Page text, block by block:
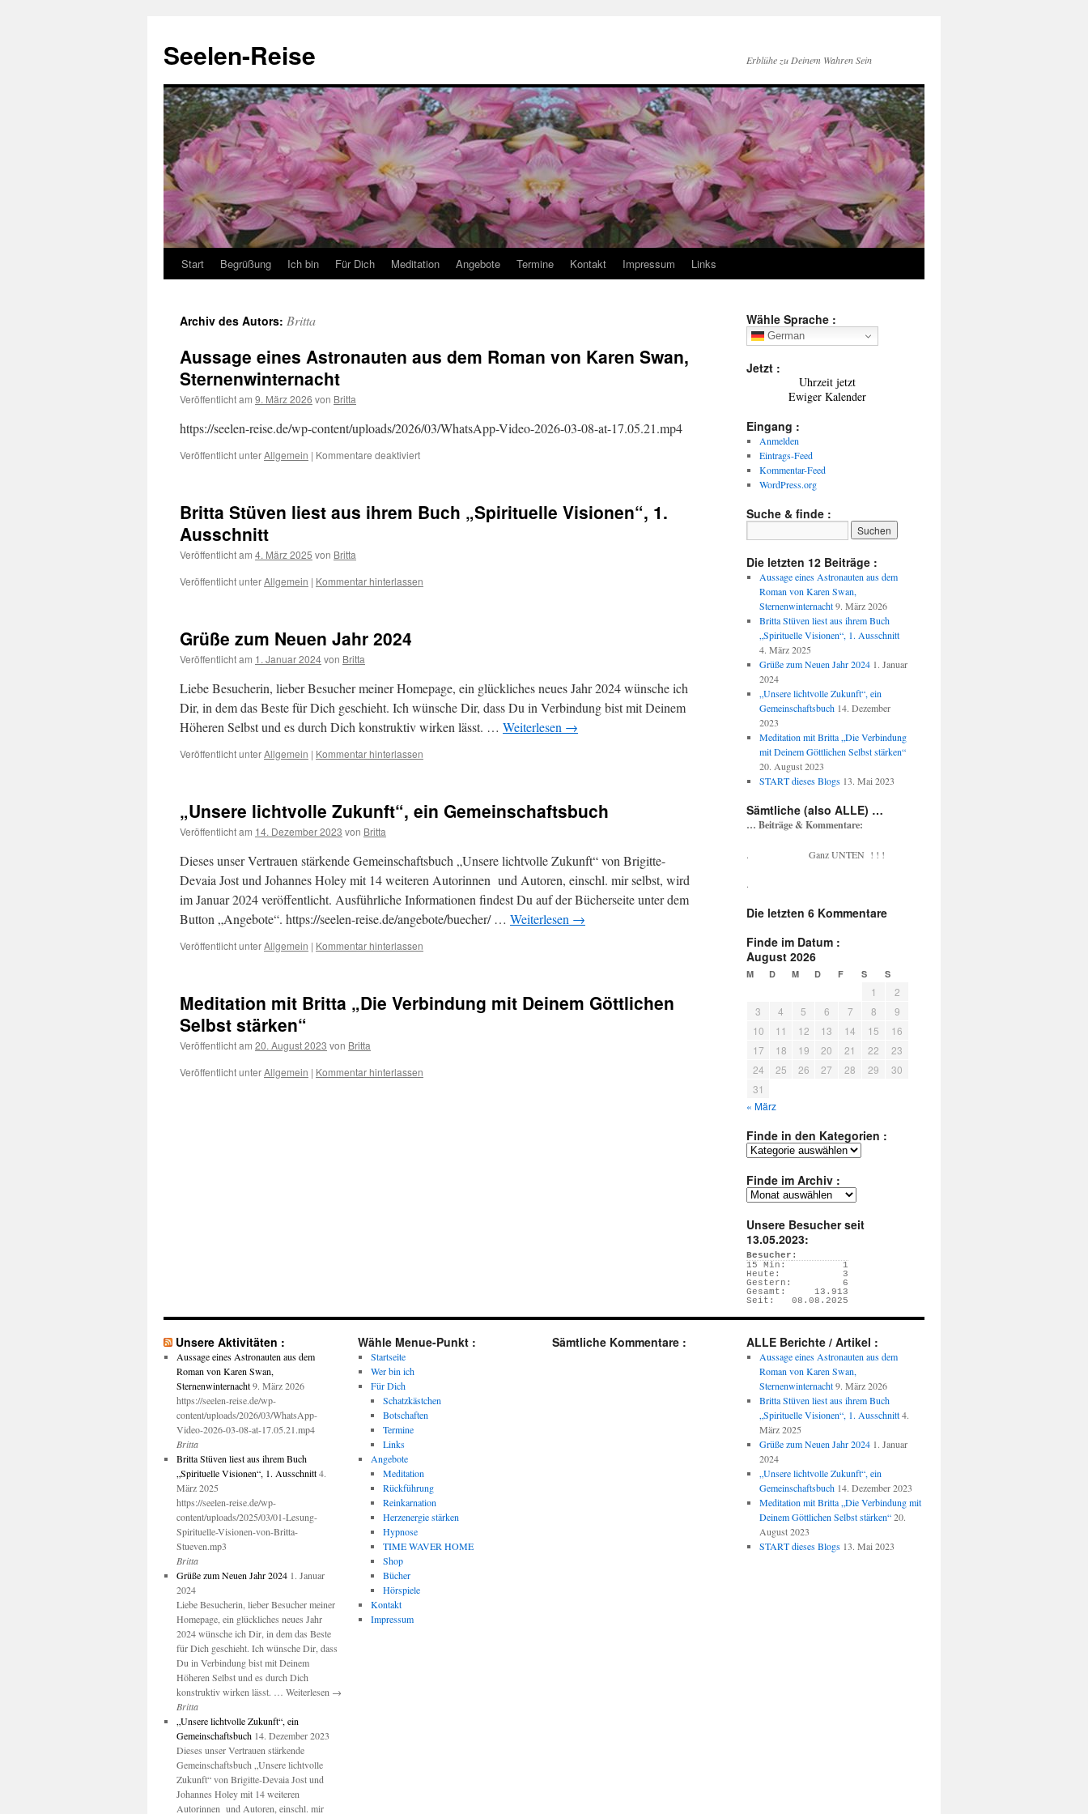
springen
Seelen-Reise Erblühe zu Deinem Wahren Sein
Start Begrüßung Ich bin Für Dich Meditation Angebote Termine Kontakt Impressum Links
Archiv des Autors: Britta
Aussage eines Astronauten aus dem Roman von Karen Swan,
Sternenwinternacht
Veröffentlicht am 9. März 2026 von Britta
https://seelen-reise.de/wp-content/uploads/2026/03/WhatsApp-Video-2026-03-08-at-17.05.21.mp4
Veröffentlicht unterAllgemein | Kommentare deaktiviertfür
aus
Swan,
Britta Stüven liest aus ihrem Buch „Spirituelle Visionen“, 1.
Ausschnitt
Veröffentlicht am 4. März 2025 von Britta
Veröffentlicht unterAllgemein | Kommentar hinterlassen
Grüße zum Neuen Jahr 2024
Veröffentlicht am 1. Januar 2024von Britta
Liebe Besucherin, lieber Besucher meiner Homepage, ein glückliches neues Jahr 2024 wünsche ich
Dir, in dem das Beste für Dich geschieht. Ich wünsche Dir, dass Du in Verbindung bist mit Deinem
Höheren Selbst und es durch Dich konstruktiv wirken lässt. … Weiterlesen →
Veröffentlicht unterAllgemein | Kommentar hinterlassen
„Unsere lichtvolle Zukunft“, ein Gemeinschaftsbuch
Veröffentlicht am 14. Dezember 2023 von Britta
Dieses unser Vertrauen stärkende Gemeinschaftsbuch „Unsere lichtvolle Zukunft“ von Brigitte-
Devaia Jost und Johannes Holey mit 14 weiteren Autorinnen und Autoren, einschl. mir selbst, wird
im Januar 2024 veröffentlicht. Ausführliche Informationen findest Du auf der Bücherseite unter dem
Button „Angebote“. https://seelen-reise.de/angebote/buecher/ … Weiterlesen →
Veröffentlicht unterAllgemein | Kommentar hinterlassen
Meditation mit Britta „Die Verbindung mit Deinem Göttlichen
Selbst stärken“
Veröffentlicht am 20. August 2023 von Britta
Veröffentlicht unterAllgemein | Kommentar hinterlassen
Wähle Sprache :
German
Jetzt :
Uhrzeit jetzt
Ewiger Kalender
Eingang :
Anmelden
Eintrags-Feed
Kommentar-Feed
WordPress.org
Suche & finde :
Die letzten 12 Beiträge :
Aussage eines Astronauten aus dem
Roman von Karen Swan,
Sternenwinternacht 9. März 2026
Britta Stüven liest aus ihrem Buch
„Spirituelle Visionen“, 1. Ausschnitt
4. März 2025
Grüße zum Neuen Jahr 2024 1. Januar
2024
„Unsere lichtvolle Zukunft“, ein
Gemeinschaftsbuch 14. Dezember
2023
Meditation mit Britta „Die Verbindung
mit Deinem Göttlichen Selbst stärken“
20. August 2023
START dieses Blogs 13. Mai 2023
Sämtliche (also ALLE) …
… Beiträge & Kommentare:
. Ganz UNTEN ! ! !
.
Die letzten 6 Kommentare
Finde im Datum :
August 2026
M D M D F S S
1
2
3
4 5 6 7 8
9
10
11 12 13 14 15
16
17
18 19 20 21 22
23
24
25 26 27 28 29
30
31
« März
Finde in den Kategorien :
Finde
den
Kategorien
Finde im Archiv :
Finde
Archiv
:
Unsere Besucher seit
13.05.2023:
Besucher:
15 Min:
1
Heute:
3
Gestern:
6
Gesamt:
13.913
Seit:
08.08.2025
Unsere Aktivitäten :
Aussage eines Astronauten aus dem
Roman von Karen Swan,
Sternenwinternacht 9. März 2026
https://seelen-reise.de/wp-
content/uploads/2026/03/WhatsApp-
Video-2026-03-08-at-17.05.21.mp4
Britta
Britta Stüven liest aus ihrem Buch
„Spirituelle Visionen“, 1. Ausschnitt 4.
März 2025
https://seelen-reise.de/wp-
content/uploads/2025/03/01-Lesung-
Spirituelle-Visionen-von-Britta-
Stueven.mp3
Britta
Grüße zum Neuen Jahr 2024 1. Januar
2024
Liebe Besucherin, lieber Besucher meiner
Homepage, ein glückliches neues Jahr
2024 wünsche ich Dir, in dem das Beste
für Dich geschieht. Ich wünsche Dir, dass
Du in Verbindung bist mit Deinem
Höheren Selbst und es durch Dich
konstruktiv wirken lässt. … Weiterlesen →
Britta
„Unsere lichtvolle Zukunft“, ein
Gemeinschaftsbuch 14. Dezember 2023
Dieses unser Vertrauen stärkende
Gemeinschaftsbuch „Unsere lichtvolle
Zukunft“ von Brigitte-Devaia Jost und
Johannes Holey mit 14 weiteren
Autorinnen und Autoren, einschl. mir
Wähle Menue-Punkt :
Startseite
Wer bin ich
Für Dich
Schatzkästchen
Botschaften
Termine
Links
Angebote
Meditation
Rückführung
Reinkarnation
Herzenergie stärken
Hypnose
TIME WAVER HOME
Shop
Bücher
Hörspiele
Kontakt
Impressum
Sämtliche Kommentare : ALLE Berichte / Artikel :
Aussage eines Astronauten aus dem
Roman von Karen Swan,
Sternenwinternacht 9. März 2026
Britta Stüven liest aus ihrem Buch
„Spirituelle Visionen“, 1. Ausschnitt 4.
März 2025
Grüße zum Neuen Jahr 2024 1. Januar
2024
„Unsere lichtvolle Zukunft“, ein
Gemeinschaftsbuch 14. Dezember 2023
Meditation mit Britta „Die Verbindung mit
Deinem Göttlichen Selbst stärken“ 20.
August 2023
START dieses Blogs 13. Mai 2023